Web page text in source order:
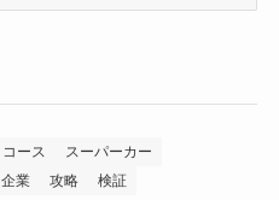
コース
スーパーカー
企業 攻略 検証